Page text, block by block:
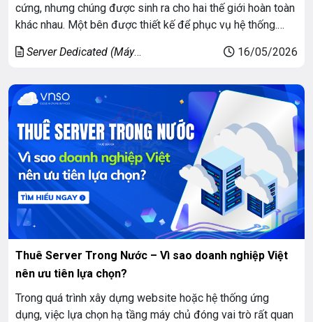
cứng, nhưng chúng được sinh ra cho hai thế giới hoàn toàn
khác nhau. Một bên được thiết kế để phục vụ hệ thống.
trước màn hình. Chỉ khi hiểu rõ khác […]
Server Dedicated (Máy
16/05/2026
Thuê Server Trong Nước – Vì sao doanh nghiệp Việt
nên ưu tiên lựa chọn?
Trong quá trình xây dựng website hoặc hệ thống ứng
dụng, việc lựa chọn hạ tầng máy chủ đóng vai trò rất quan